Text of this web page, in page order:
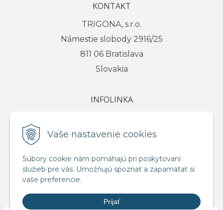
Vaše nastavenie cookies
Súbory cookie nám pomáhajú pri poskytovaní
služieb pre vás. Umožňujú spoznať a zapamätať si
vaše preferencie.
Prijať
KONTAKT
TRIGONA, s.r.o.
Námestie slobody 2916/25
811 06 Bratislava
Slovakia
INFOLINKA
e-mail: info@trigona.sk
VŠETKO O NÁKUPE